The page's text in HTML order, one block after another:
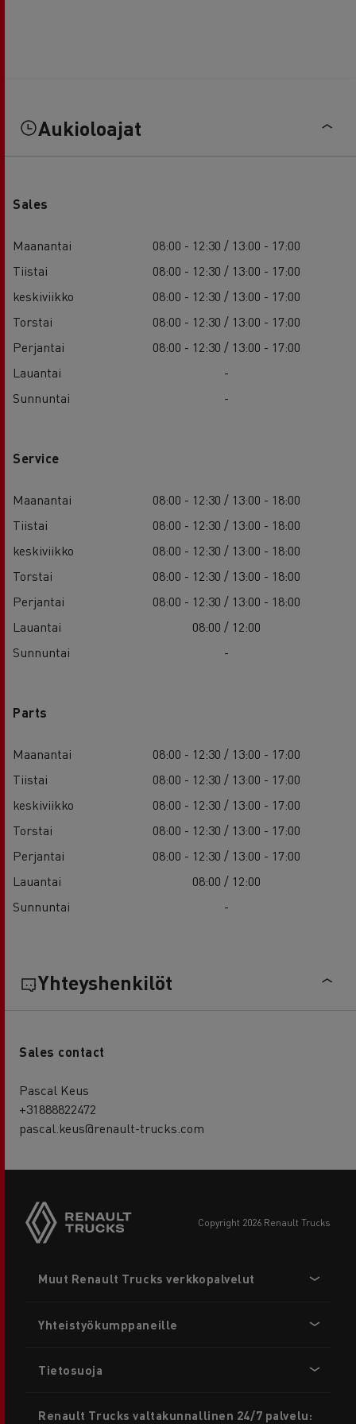
Aukioloajat
Sales
Maanantai
08:00 - 12:30 / 13:00 - 17:00
Tiistai
08:00 - 12:30 / 13:00 - 17:00
keskiviikko
08:00 - 12:30 / 13:00 - 17:00
Torstai
08:00 - 12:30 / 13:00 - 17:00
Perjantai
08:00 - 12:30 / 13:00 - 17:00
Lauantai
-
Sunnuntai
-
Service
Maanantai
08:00 - 12:30 / 13:00 - 18:00
Tiistai
08:00 - 12:30 / 13:00 - 18:00
keskiviikko
08:00 - 12:30 / 13:00 - 18:00
Torstai
08:00 - 12:30 / 13:00 - 18:00
Perjantai
08:00 - 12:30 / 13:00 - 18:00
Lauantai
08:00 / 12:00
Sunnuntai
-
Parts
Maanantai
08:00 - 12:30 / 13:00 - 17:00
Tiistai
08:00 - 12:30 / 13:00 - 17:00
keskiviikko
08:00 - 12:30 / 13:00 - 17:00
Torstai
08:00 - 12:30 / 13:00 - 17:00
Perjantai
08:00 - 12:30 / 13:00 - 17:00
Lauantai
08:00 / 12:00
Sunnuntai
-
Yhteyshenkilöt
Sales contact
Pascal Keus
+31888822472
pascal.keus@renault-trucks.com
copyright 2026 Renault Trucks
menu
Muut Renault Trucks verkkopalvelut
Yhteistyökumppaneille
Tietosuoja
Renault Trucks valtakunnallinen 24/7 palvelu: